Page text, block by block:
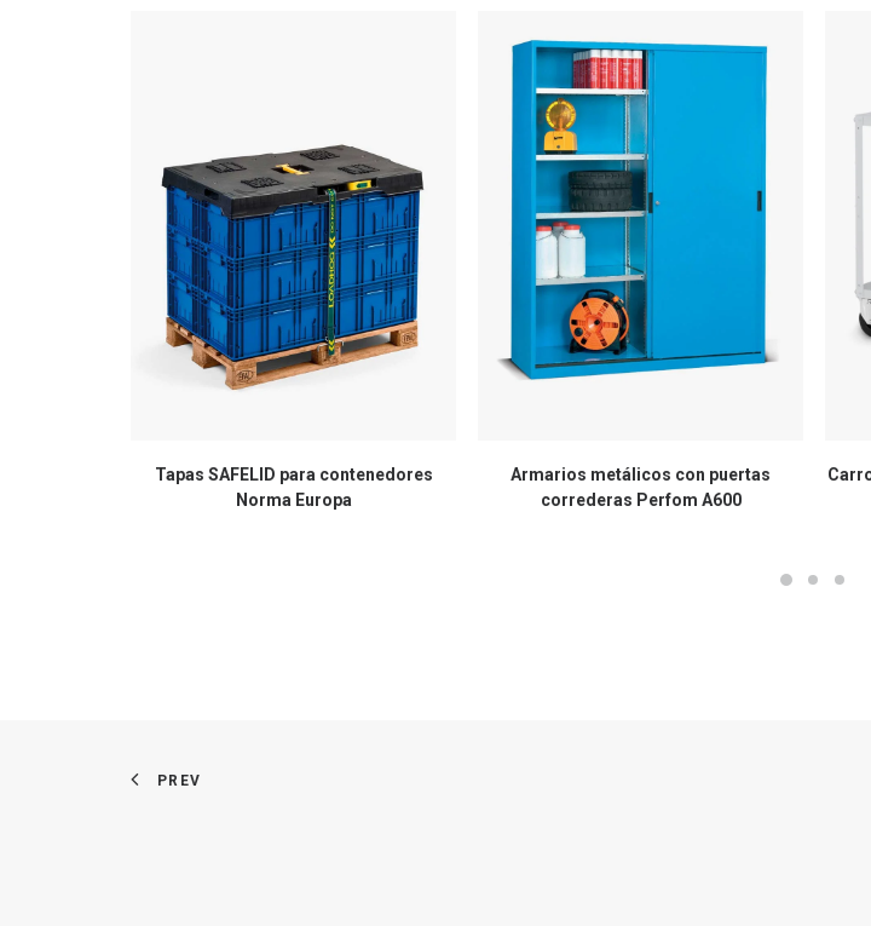
Tapas SAFELID para contenedores
Norma Europa
Armarios metálicos con puertas
correderas Perfom A600
PREV